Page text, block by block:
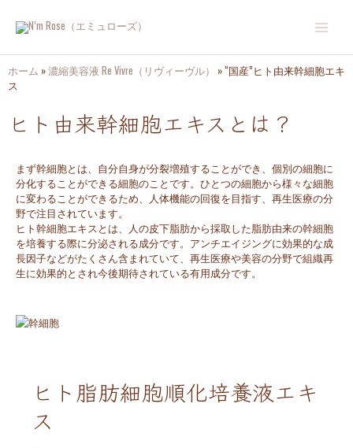
ス
キホーム »濃縮美容液 Re Vivre（リヴィーヴル） »“国産”ヒト由来幹細胞エキ
ス
ヒト由来幹細胞エキスとは？
まず幹細胞とは、自分自身が分裂増殖することができ、個別の細胞に
分化することができる細胞のことです。ひとつの細胞から様々な細胞
に変わることができるため、人体機能の回復を目指す、再生医療の分
野で注目されています。
ヒト幹細胞エキスとは、人の皮下脂肪から採取した脂肪由来の幹細胞
を培養する際に分泌される成分です。アンチエイジングに効果的な成
長因子などがたくさん含まれていて、再生医療や美容の分野で組織再
生に効果的とされ今後期待されている有用成分です。
ヒト脂肪細胞順化培養液エキ
ス